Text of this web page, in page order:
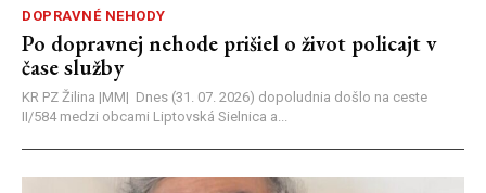
DOPRAVNÉ NEHODY
Po dopravnej nehode prišiel o život policajt v
čase služby
KR PZ Žilina |MM| Dnes (31. 07. 2026) dopoludnia došlo na ceste
II/584 medzi obcami Liptovská Sielnica a...